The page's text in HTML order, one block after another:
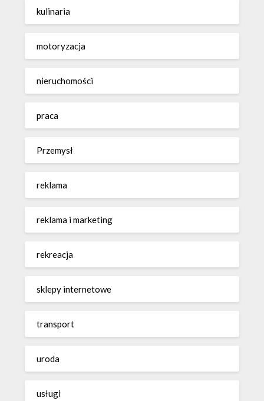
kulinaria
motoryzacja
nieruchomości
praca
Przemysł
reklama
reklama i marketing
rekreacja
sklepy internetowe
transport
uroda
usługi